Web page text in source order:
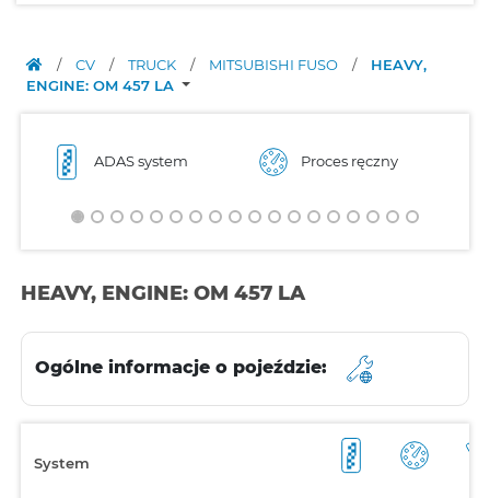
/ CV / TRUCK / MITSUBISHI FUSO /
HEAVY,
ENGINE: OM 457 LA
ADAS system Proces ręczny
HEAVY, ENGINE: OM 457 LA
Ogólne informacje o pojeździe:
System